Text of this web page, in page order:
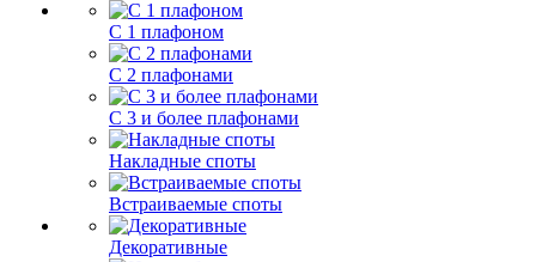
С 1 плафоном
С 2 плафонами
С 3 и более плафонами
Накладные споты
Встраиваемые споты
Декоративные